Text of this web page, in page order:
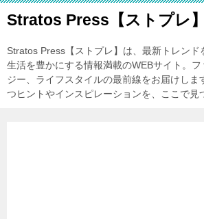
Stratos Press【ストプレ】
Stratos Press【ストプレ】は、最新トレンド
生活を豊かにする情報満載のWEBサイト。
ジー、ライフスタイルの最前線をお届けしま
つヒントやインスピレーションを、ここで見